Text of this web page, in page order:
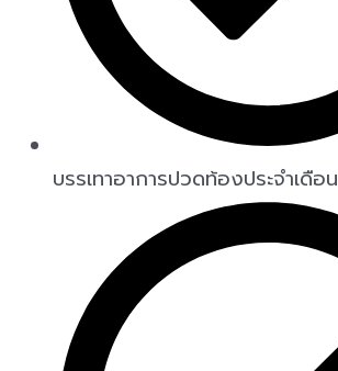
บรรเทาอาการปวดท้องประจำเดือน